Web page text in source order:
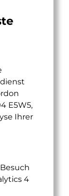
E5W5,
Ihrer
4